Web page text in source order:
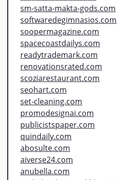
sm-satta-makta-gods.com
softwaredegimnasios.com
soopermagazine.com
spacecoastdailys.com
readytrademark.com
renovationsrated.com
scoziarestaurant.com
seohart.com
set-cleaning.com
promodesignai.com
publicistspaper.com
quindaily.com
abosulte.com
aiverse24.com
anubella.com